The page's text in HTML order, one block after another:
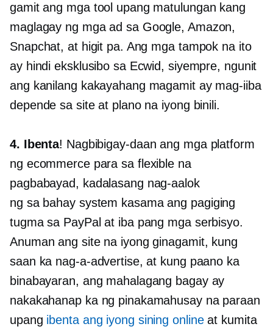
gamit ang mga tool upang matulungan kang
maglagay ng mga ad sa Google, Amazon,
Snapchat, at higit pa. Ang mga tampok na ito
ay hindi eksklusibo sa Ecwid, siyempre, ngunit
ang kanilang kakayahang magamit ay mag-iiba
depende sa site at plano na iyong binili.
4. Ibenta! Nagbibigay-daan ang mga platform
ng ecommerce para sa flexible na
pagbabayad, kadalasang nag-aalok
ng sa bahaysystem kasama ang pagiging
tugma sa PayPal at iba pang mga serbisyo.
Anuman ang site na iyong ginagamit, kung
saan ka nag-a-advertise, at kung paano ka
binabayaran, ang mahalagang bagay ay
nakakahanap ka ng pinakamahusay na paraan
upang ibenta ang iyong sining onlineat kumita